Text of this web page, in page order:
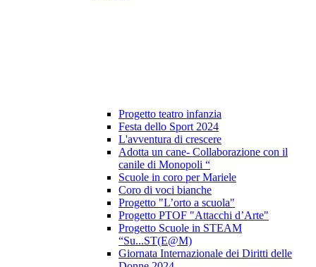
Progetto teatro infanzia
Festa dello Sport 2024
L'avventura di crescere
Adotta un cane- Collaborazione con il
canile di Monopoli “
Scuole in coro per Mariele
Coro di voci bianche
Progetto "L’orto a scuola"
Progetto PTOF "Attacchi d’Arte"
Progetto Scuole in STEAM
“Su...ST(E@M)
Giornata Internazionale dei Diritti delle